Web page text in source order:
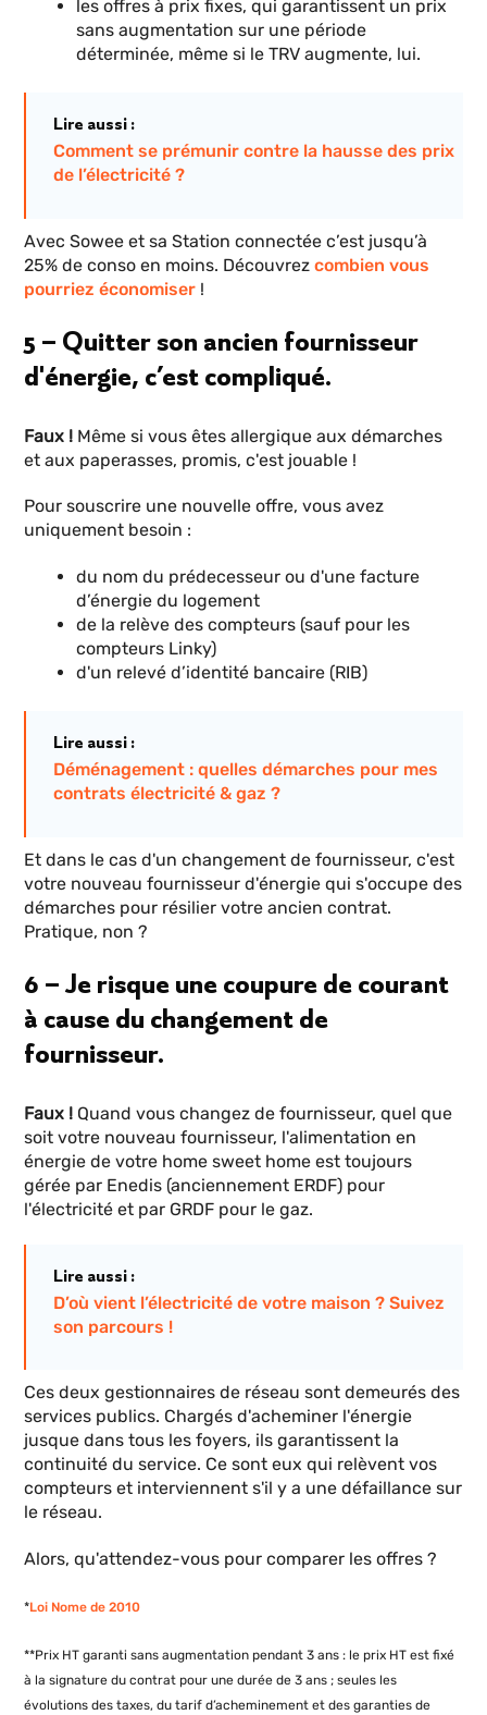
les offres à prix fixes, qui garantissent un prix
sans augmentation sur une période
déterminée, même si le TRV augmente, lui.
Lire aussi :
Comment se prémunir contre la hausse des prix
de l’électricité ?
Avec Sowee et sa Station connectée c’est jusqu’à
25% de conso en moins. Découvrezcombien vous
pourriez économiser !
5 – Quitter son ancien fournisseur
d'énergie, c’est compliqué.
Faux ! Même si vous êtes allergique aux démarches
et aux paperasses, promis, c'est jouable !
Pour souscrire une nouvelle offre, vous avez
uniquement besoin :
du nom du prédecesseur ou d'une facture
d’énergie du logement
de la relève des compteurs (sauf pour les
compteurs Linky)
d'un relevé d’identité bancaire (RIB)
Lire aussi :
Déménagement : quelles démarches pour mes
contrats électricité & gaz ?
Et dans le cas d'un changement de fournisseur, c'est
votre nouveau fournisseur d'énergie qui s'occupe des
démarches pour résilier votre ancien contrat.
Pratique, non ?
6 – Je risque une coupure de courant
à cause du changement de
fournisseur.
Faux ! Quand vous changez de fournisseur, quel que
soit votre nouveau fournisseur, l'alimentation en
énergie de votre home sweet home est toujours
gérée par Enedis (anciennement ERDF) pour
l'électricité et par GRDF pour le gaz.
Lire aussi :
D’où vient l’électricité de votre maison ? Suivez
son parcours !
Ces deux gestionnaires de réseau sont demeurés des
services publics. Chargés d'acheminer l'énergie
jusque dans tous les foyers, ils garantissent la
continuité du service. Ce sont eux qui relèvent vos
compteurs et interviennent s'il y a une défaillance sur
le réseau.
Alors, qu'attendez-vous pour comparer les offres ?
*Loi Nome de 2010
**Prix HT garanti sans augmentation pendant 3 ans : le prix HT est fixé
à la signature du contrat pour une durée de 3 ans ; seules les
évolutions des taxes, du tarif d’acheminement et des garanties de